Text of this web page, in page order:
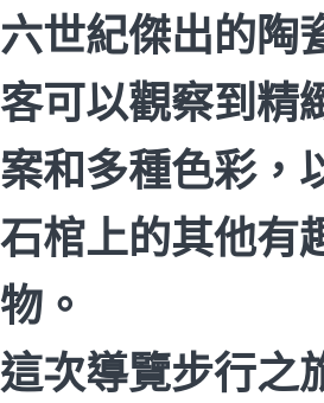
六世紀傑出的陶
客可以觀察到精
案和多種色彩，
石棺上的其他有
物。
這次導覽步行之